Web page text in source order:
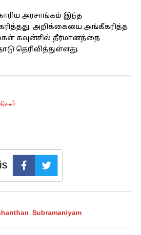
அரசாங்கம் இந்த
அறிக்கையை அங்கீகரித்த
கவுன்சில் தீர்மானத்தை
தெரிவித்துள்ளது.
Subramaniyam